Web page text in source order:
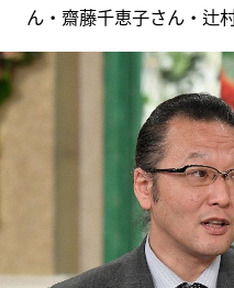
ん・齋藤千恵子さん・辻